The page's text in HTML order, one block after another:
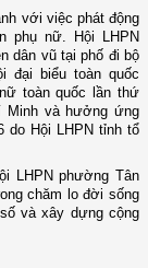
với việc phát động
phụ nữ. Hội LHPN
dân vũ tại phố đi bộ
đại biểu toàn quốc
toàn quốc lần thứ
Minh và hưởng ứng
do Hội LHPN tỉnh tổ
LHPN phường Tân
chăm lo đời sống
và xây dựng cộng